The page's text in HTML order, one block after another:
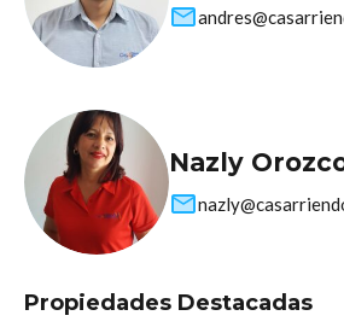
Nazly
Propiedades Destacadas